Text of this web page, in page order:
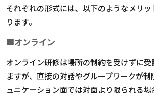
それぞれの形式には、以下のようなメリ
ります。
■オンライン
オンライン研修は場所の制約を受けずに受
ますが、直接の対話やグループワークが
ュニケーション面では対面より限られる場